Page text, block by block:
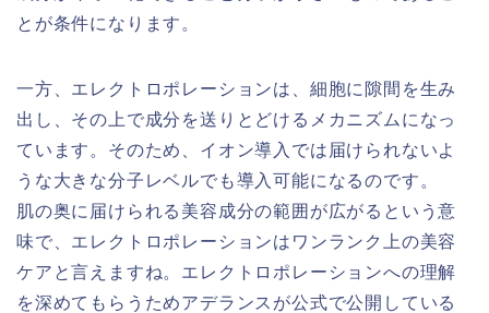
とが条件になります。
一方、エレクトロポレーションは、細胞に隙間を生み
出し、その上で成分を送りとどけるメカニズムになっ
ています。そのため、イオン導入では届けられないよ
うな大きな分子レベルでも導入可能になるのです。
肌の奥に届けられる美容成分の範囲が広がるという意
味で、エレクトロポレーションはワンランク上の美容
ケアと言えますね。エレクトロポレーションへの理解
を深めてもらうためアデランスが公式で公開している